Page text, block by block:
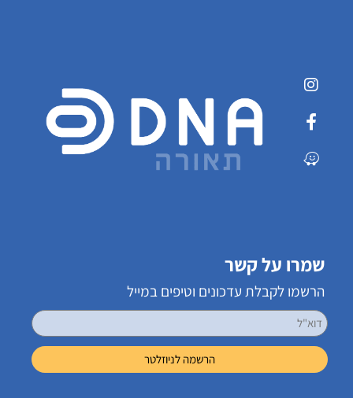
שמרו על קשר
הרשמו לקבלת עדכונים וטיפים במייל